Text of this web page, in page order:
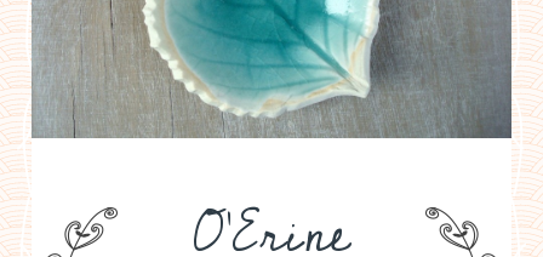
O'Erine
contact
politique de confidentialité